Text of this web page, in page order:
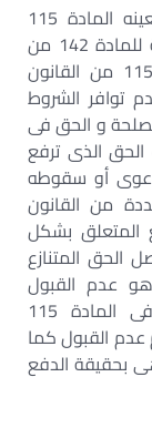
المقصود من الدفع بعدم القبول الذى تعينه المادة 115
مرافعات هو كما صرحت المذكرة الإيضاحية للمادة 142 من
قانون المرافعات القديم المقابلة للمادة 115 من القانون
توافر الشروط
و الحق فى
الذى ترفع
أو سقوطه
من القانون
المتعلق بشكل
الحق المتنازع
عدم القبول
الموضوعى فلا تنطبق القاعدة الواردة فى المادة 115
القبول كما
بحقيقة الدفع